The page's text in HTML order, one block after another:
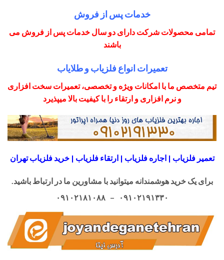
خدمات پس از فروش
تمامی محصولات شرکت دارای دو سال خدمات پس از فروش می
باشند
تعمیرات انواع فلزیاب و طلایاب
تیم متخصص ما با امکانات ویژه و تخصصی، تعمیرات سخت افزاری
و نرم افزاری و ارتقاء را با کیفیت بالا میپذیرد
تعمیر فلزیاب | اجاره فلزیاب | ارتقاء فلزیاب | خرید فلزیاب تهران
برای یک خرید هوشمندانه میتوانید با مشاورین ما در ارتباط باشید.
۰۹۱۰۲۱۹۱۳۳۰ – ۰۹۱۰۲۱۸۱۰۸۸